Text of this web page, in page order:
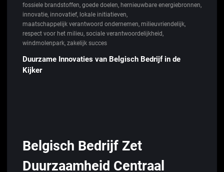
fossiele brandstoffen, goede doelen, hernieuwbare energiebronnen,
innovatie, innovatief, lokale initiatieven,
maatschappelijk verantwoord ondernemen, milieuvriendelijk,
respect voor het milieu, sociale verantwoordelijkheid,
windmolenpark, zakelijk succes
Duurzame Innovaties van Belgisch Bedrijf in de
Kijker
Belgisch Bedrijf Zet
Duurzaamheid Centraal